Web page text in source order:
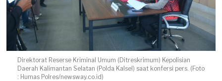
Direktorat Reserse Kriminal Umum (Ditreskrimum) Kepolisian
Daerah Kalimantan Selatan (Polda Kalsel) saat konfersi pers. (Foto
: Humas Polres/newsway.co.id)